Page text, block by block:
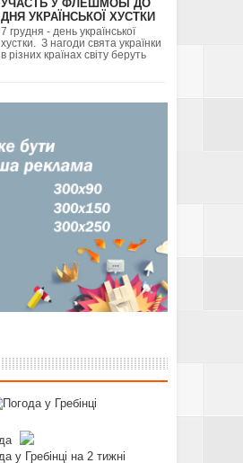
УЧАСТЬ У ФЛЕШМОБІ ДО
ДНЯ УКРАЇНСЬКОЇ ХУСТКИ
7 грудня - день української
хустки. З нагоди свята українки
в різних країнах світу беруть